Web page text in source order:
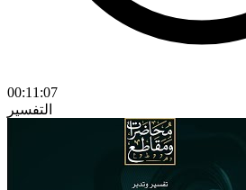
00:11:07
التفسير